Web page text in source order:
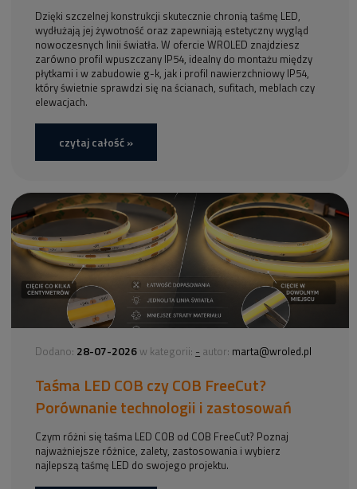
Dzięki szczelnej konstrukcji skutecznie chronią taśmę LED,
wydłużają jej żywotność oraz zapewniają estetyczny wygląd
nowoczesnych linii światła. W ofercie WROLED znajdziesz
zarówno profil wpuszczany IP54, idealny do montażu między
płytkami i w zabudowie g-k, jak i profil nawierzchniowy IP54,
który świetnie sprawdzi się na ścianach, sufitach, meblach czy
elewacjach.
czytaj całość »
Dodano: 28-07-2026 w kategorii: - autor: marta@wroled.pl
Taśma LED COB czy COB FreeCut?
Porównanie technologii i zastosowań
Czym różni się taśma LED COB od COB FreeCut? Poznaj
najważniejsze różnice, zalety, zastosowania i wybierz
najlepszą taśmę LED do swojego projektu.